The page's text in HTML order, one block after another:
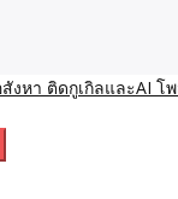
โพสข
หา โฆษณา ไม่มีค่าน